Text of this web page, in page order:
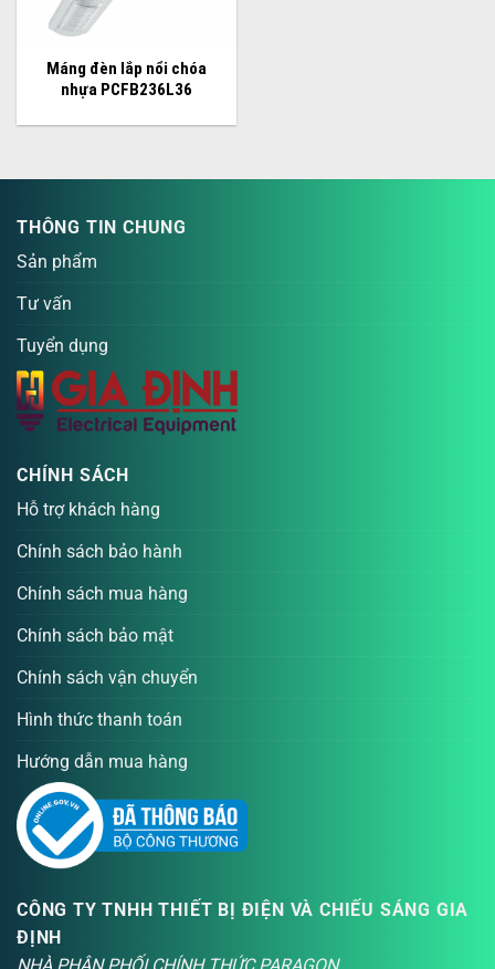
Máng đèn lắp nổi chóa
nhựa PCFB236L36
THÔNG TIN CHUNG
Sản phẩm
Tư vấn
Tuyển dụng
CHÍNH SÁCH
Hỗ trợ khách hàng
Chính sách bảo hành
Chính sách mua hàng
Chính sách bảo mật
Chính sách vận chuyển
Hình thức thanh toán
Hướng dẫn mua hàng
CÔNG TY TNHH THIẾT BỊ ĐIỆN VÀ CHIẾU SÁNG GIA
ĐỊNH
NHÀ PHÂN PHỐI CHÍNH THỨC PARAGON